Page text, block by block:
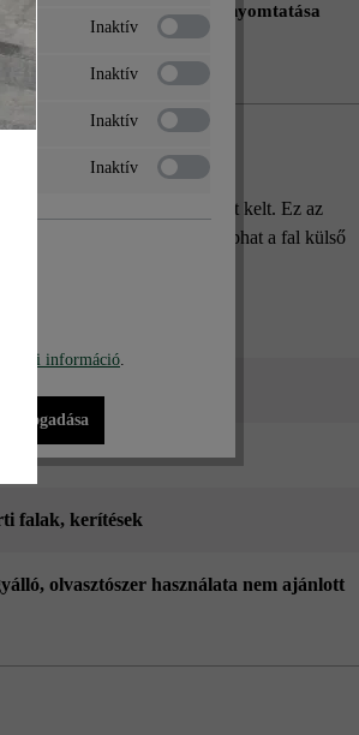
a kívánságlistáhozOldal nyomtatása
igazán mély benyomást kelt. Ez az
más-más színt kaphat a fal külső
falak, kerítések
olvasztószer használata nem ajánlott
Inaktív
Inaktív
Inaktív
Inaktív
információ.
elfogadása